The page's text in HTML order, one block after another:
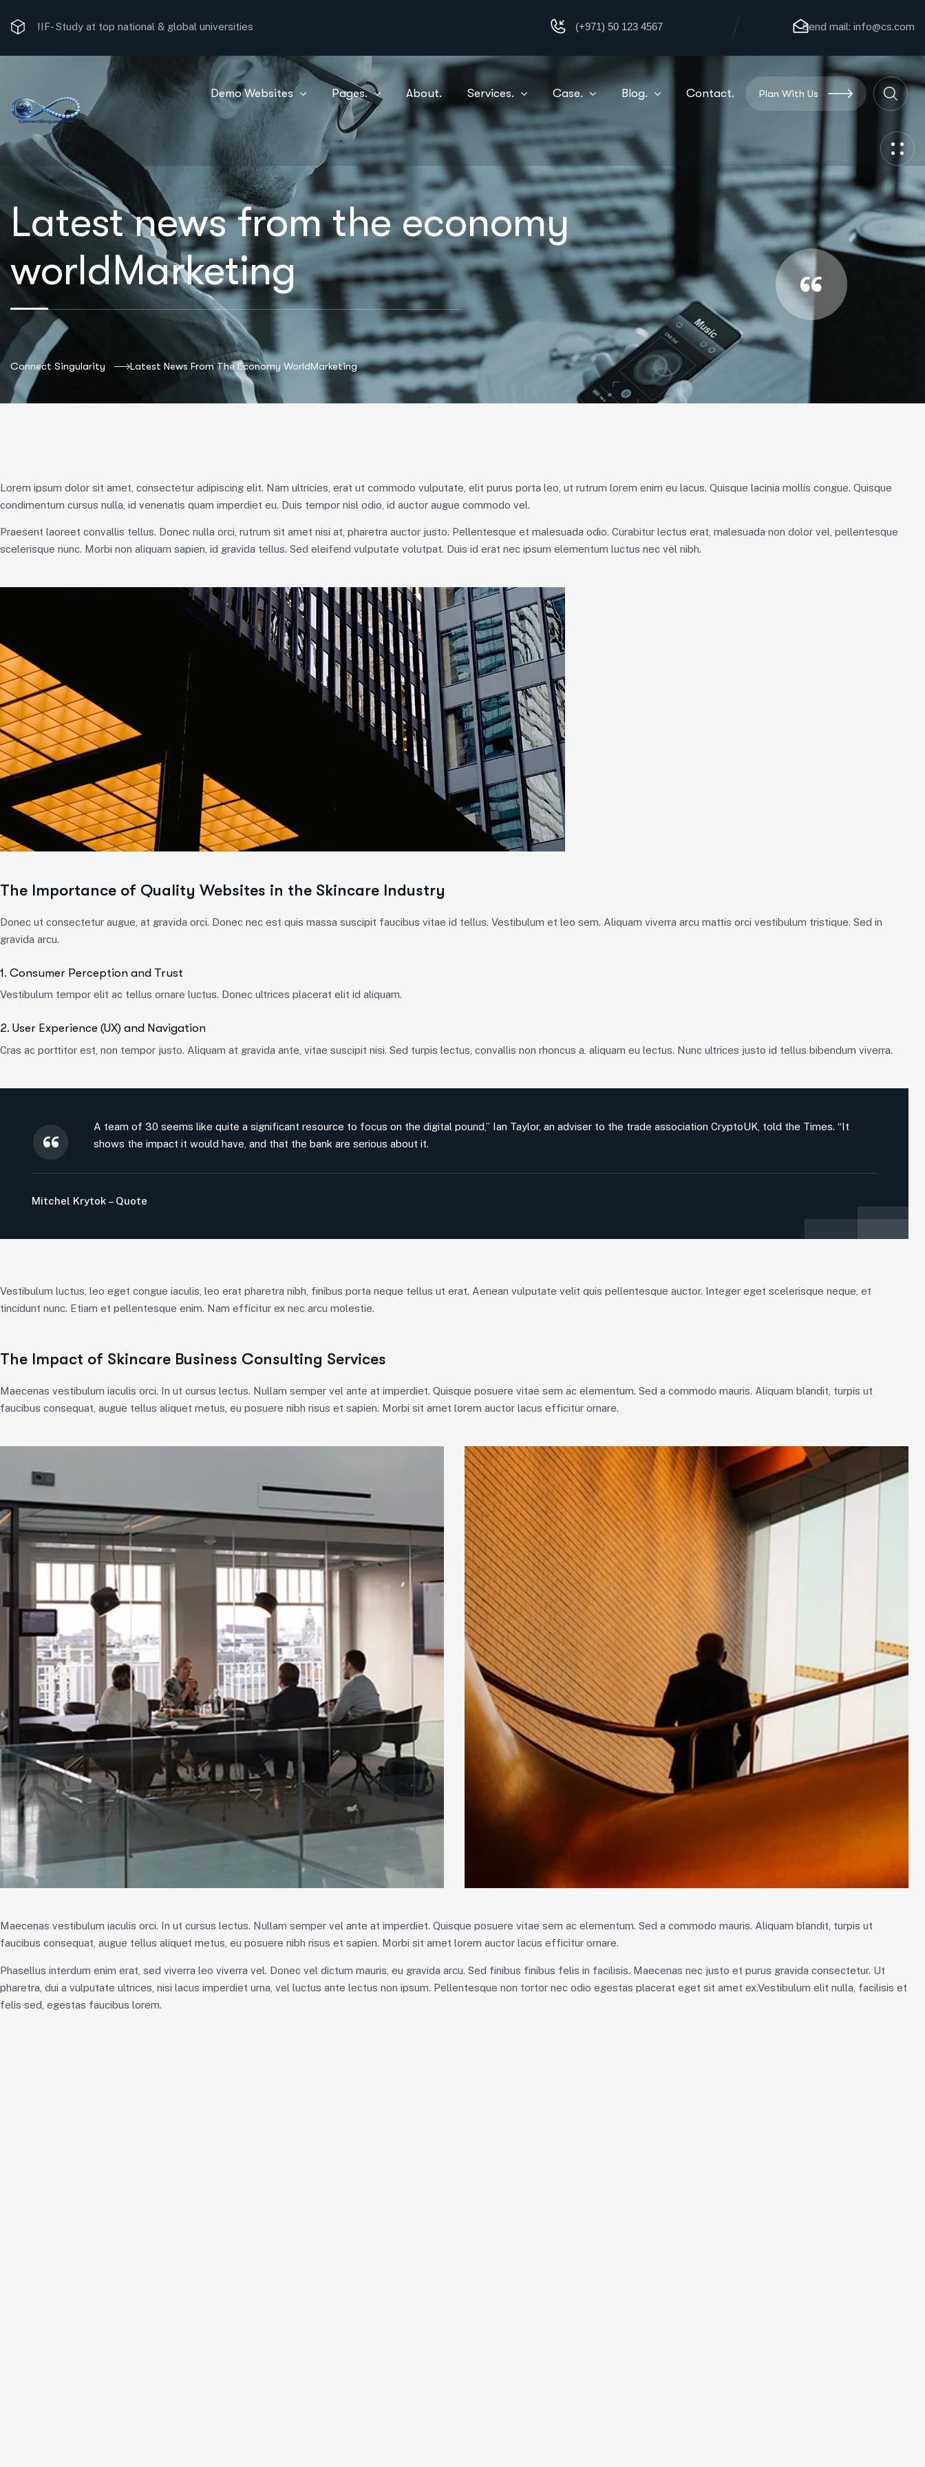
IIF-Study at top national & global universities (+971) 50 123 4567 Send mail: info@cs.com
Demo Websites Pages. About. Services. Case. Blog. Contact. Plan With Us
Latest news from the economy
worldMarketing
Connect Singularity Latest News From The Economy WorldMarketing
“
Lorem ipsum dolor sit amet, consectetur adipiscing elit. Nam ultricies, erat ut commodo vulputate, elit purus porta leo, ut rutrum lorem enim eu lacus. Quisque lacinia mollis congue. Quisque
condimentum cursus nulla, id venenatis quam imperdiet eu. Duis tempor nisl odio, id auctor augue commodo vel.
Praesent laoreet convallis tellus. Donec nulla orci, rutrum sit amet nisi at, pharetra auctor justo. Pellentesque et malesuada odio. Curabitur lectus erat, malesuada non dolor vel, pellentesque
scelerisque nunc. Morbi non aliquam sapien, id gravida tellus. Sed eleifend vulputate volutpat. Duis id erat nec ipsum elementum luctus nec vel nibh.
The Importance of Quality Websites in the Skincare Industry
Donec ut consectetur augue, at gravida orci. Donec nec est quis massa suscipit faucibus vitae id tellus. Vestibulum et leo sem. Aliquam viverra arcu mattis orci vestibulum tristique. Sed in
gravida arcu.
1. Consumer Perception and Trust
Vestibulum tempor elit ac tellus ornare luctus. Donec ultrices placerat elit id aliquam.
2. User Experience (UX) and Navigation
Cras ac porttitor est, non tempor justo. Aliquam at gravida ante, vitae suscipit nisi. Sed turpis lectus, convallis non rhoncus a, aliquam eu lectus. Nunc ultrices justo id tellus bibendum viverra.
A team of 30 seems like quite a significant resource to focus on the digital pound,” Ian Taylor, an adviser to the trade association CryptoUK, told the Times. “It
shows the impact it would have, and that the bank are serious about it.
Mitchel Krytok – Quote
Vestibulum luctus, leo eget congue iaculis, leo erat pharetra nibh, finibus porta neque tellus ut erat. Aenean vulputate velit quis pellentesque auctor. Integer eget scelerisque neque, et
tincidunt nunc. Etiam et pellentesque enim. Nam efficitur ex nec arcu molestie.
The Impact of Skincare Business Consulting Services
Maecenas vestibulum iaculis orci. In ut cursus lectus. Nullam semper vel ante at imperdiet. Quisque posuere vitae sem ac elementum. Sed a commodo mauris. Aliquam blandit, turpis ut
faucibus consequat, augue tellus aliquet metus, eu posuere nibh risus et sapien. Morbi sit amet lorem auctor lacus efficitur ornare.
Maecenas vestibulum iaculis orci. In ut cursus lectus. Nullam semper vel ante at imperdiet. Quisque posuere vitae sem ac elementum. Sed a commodo mauris. Aliquam blandit, turpis ut
faucibus consequat, augue tellus aliquet metus, eu posuere nibh risus et sapien. Morbi sit amet lorem auctor lacus efficitur ornare.
Phasellus interdum enim erat, sed viverra leo viverra vel. Donec vel dictum mauris, eu gravida arcu. Sed finibus finibus felis in facilisis. Maecenas nec justo et purus gravida consectetur. Ut
pharetra, dui a vulputate ultrices, nisi lacus imperdiet urna, vel luctus ante lectus non ipsum. Pellentesque non tortor nec odio egestas placerat eget sit amet ex.Vestibulum elit nulla, facilisis et
felis sed, egestas faucibus lorem.